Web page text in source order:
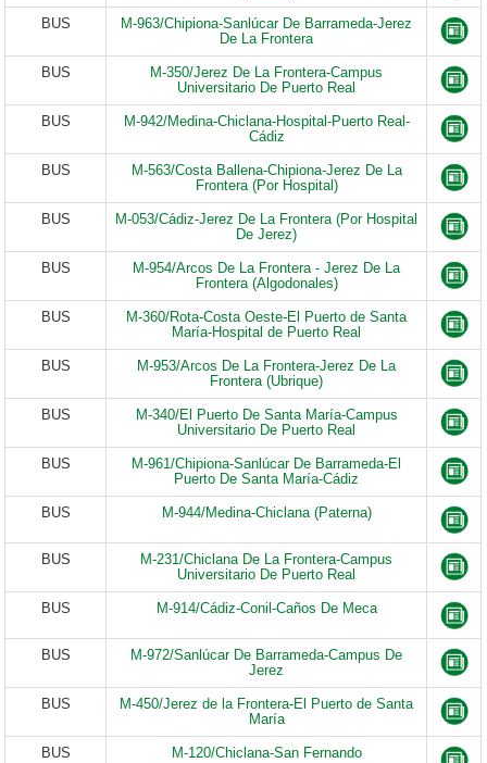
BUS
M-963/Chipiona-Sanlúcar De Barrameda-Jerez
De La Frontera
BUS
M-350/Jerez De La Frontera-Campus
Universitario De Puerto Real
BUS
M-942/Medina-Chiclana-Hospital-Puerto Real-
Cádiz
BUS
M-563/Costa Ballena-Chipiona-Jerez De La
Frontera (Por Hospital)
BUS
M-053/Cádiz-Jerez De La Frontera (Por Hospital
De Jerez)
BUS
M-954/Arcos De La Frontera - Jerez De La
Frontera (Algodonales)
BUS
M-360/Rota-Costa Oeste-El Puerto de Santa
María-Hospital de Puerto Real
BUS
M-953/Arcos De La Frontera-Jerez De La
Frontera (Ubrique)
BUS
M-340/El Puerto De Santa María-Campus
Universitario De Puerto Real
BUS
M-961/Chipiona-Sanlúcar De Barrameda-El
Puerto De Santa María-Cádiz
BUS M-944/Medina-Chiclana (Paterna)
BUS
M-231/Chiclana De La Frontera-Campus
Universitario De Puerto Real
BUS M-914/Cádiz-Conil-Caños De Meca
BUS
M-972/Sanlúcar De Barrameda-Campus De
Jerez
BUS
M-450/Jerez de la Frontera-El Puerto de Santa
María
BUS M-120/Chiclana-San Fernando